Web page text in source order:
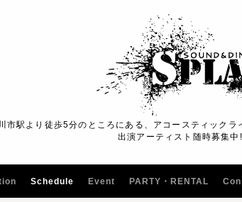
市駅より徒歩5分のところにある、アコースティックラ
出演アーティスト随時募集中
Schedule Event PARTY・RENTAL